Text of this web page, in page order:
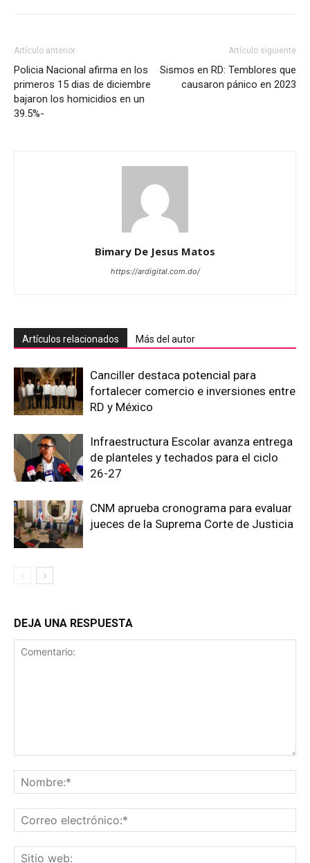
Artículo anterior
Policia Nacional afirma en los
primeros 15 dias de diciembre
bajaron los homicidios en un
39.5%-
Artículo siguiente
Sismos en RD: Temblores que
causaron pánico en 2023
Bimary De Jesus Matos
https://ardigital.com.do/
Artículos relacionados Más del autor
Canciller destaca potencial para
fortalecer comercio e inversiones entre
RD y México
Infraestructura Escolar avanza entrega
de planteles y techados para el ciclo
26-27
CNM aprueba cronograma para evaluar
jueces de la Suprema Corte de Justicia
DEJA UNA RESPUESTA